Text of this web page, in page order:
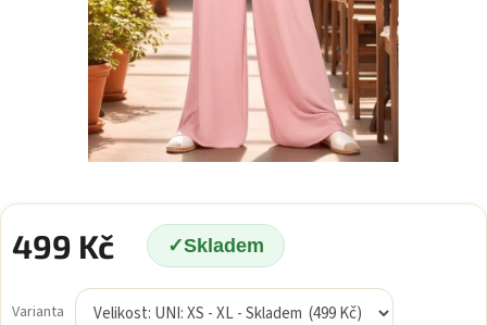
499 Kč Skladem
cena:
Varianta